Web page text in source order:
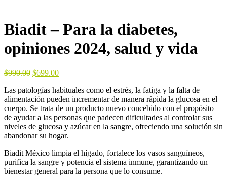
Biadit – Para la diabetes,
opiniones 2024, salud y vida
$990.00 $699.00
Las patologías habituales como el estrés, la fatiga y la falta de
alimentación pueden incrementar de manera rápida la glucosa en el
cuerpo. Se trata de un producto nuevo concebido con el propósito
de ayudar a las personas que padecen dificultades al controlar sus
niveles de glucosa y azúcar en la sangre, ofreciendo una solución sin
abandonar su hogar.
Biadit México limpia el hígado, fortalece los vasos sanguíneos,
purifica la sangre y potencia el sistema inmune, garantizando un
bienestar general para la persona que lo consume.